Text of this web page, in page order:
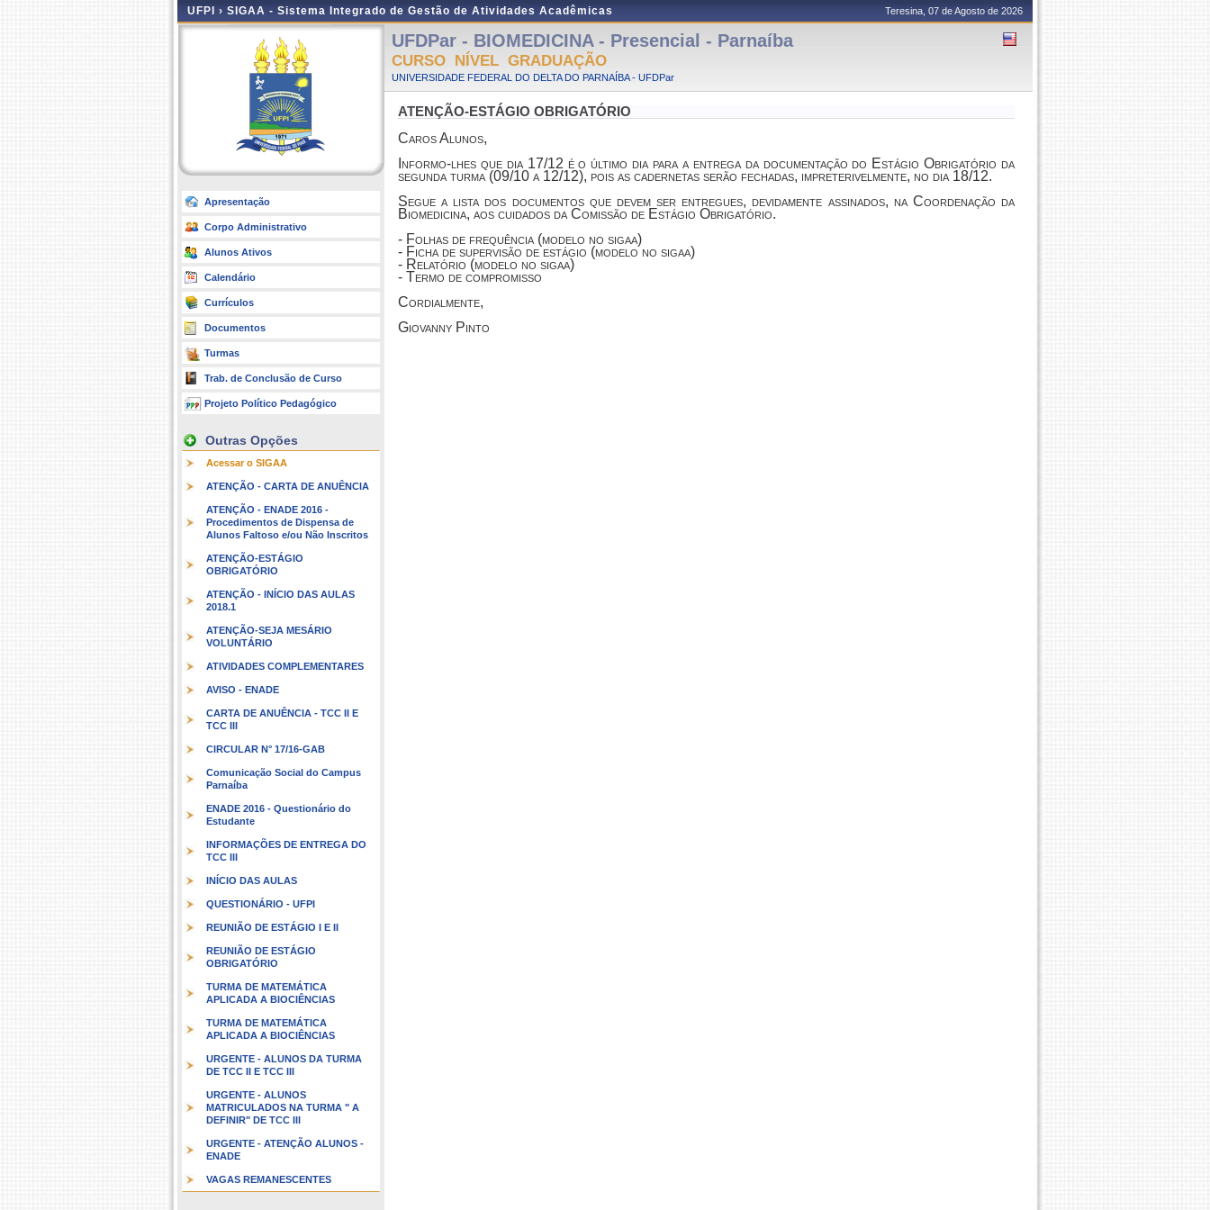
UFPI › SIGAA - Sistema Integrado de Gestão de Atividades Acadêmicas Teresina, 07 de Agosto de 2026
Apresentação
Corpo Administrativo
Alunos Ativos
Calendário
Currículos
Documentos
Turmas
Trab. de Conclusão de Curso
Projeto Político Pedagógico
Outras Opções
Acessar o SIGAA
ATENÇÃO - CARTA DE ANUÊNCIA
ATENÇÃO - ENADE 2016 -
Procedimentos de Dispensa de
Alunos Faltoso e/ou Não Inscritos
ATENÇÃO-ESTÁGIO
OBRIGATÓRIO
ATENÇÃO - INÍCIO DAS AULAS
2018.1
ATENÇÃO-SEJA MESÁRIO
VOLUNTÁRIO
ATIVIDADES COMPLEMENTARES
AVISO - ENADE
CARTA DE ANUÊNCIA - TCC II E
TCC III
CIRCULAR N° 17/16-GAB
Comunicação Social do Campus
Parnaíba
ENADE 2016 - Questionário do
Estudante
INFORMAÇÕES DE ENTREGA DO
TCC III
INÍCIO DAS AULAS
QUESTIONÁRIO - UFPI
REUNIÃO DE ESTÁGIO I E II
REUNIÃO DE ESTÁGIO
OBRIGATÓRIO
TURMA DE MATEMÁTICA
APLICADA A BIOCIÊNCIAS
TURMA DE MATEMÁTICA
APLICADA A BIOCIÊNCIAS
URGENTE - ALUNOS DA TURMA
DE TCC II E TCC III
URGENTE - ALUNOS
MATRICULADOS NA TURMA " A
DEFINIR" DE TCC III
URGENTE - ATENÇÃO ALUNOS -
ENADE
VAGAS REMANESCENTES
UFDPar - BIOMEDICINA - Presencial - Parnaíba
CURSO NÍVEL GRADUAÇÃO
UNIVERSIDADE FEDERAL DO DELTA DO PARNAÍBA - UFDPar
ATENÇÃO-ESTÁGIO OBRIGATÓRIO
Caros Alunos,
Informo-lhes que dia 17/12 é o último dia para a entrega da documentação do Estágio Obrigatório da
segunda turma (09/10 a 12/12), pois as cadernetas serão fechadas, impreterivelmente, no dia 18/12.
Segue a lista dos documentos que devem ser entregues, devidamente assinados, na Coordenação da
Biomedicina, aos cuidados da Comissão de Estágio Obrigatório.
- Folhas de frequência (modelo no sigaa)
- Ficha de supervisão de estágio (modelo no sigaa)
- Relatório (modelo no sigaa)
- Termo de compromisso
Cordialmente,
Giovanny Pinto